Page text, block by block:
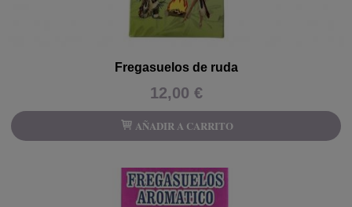
Fregasuelos de ruda
12,00 €
AÑADIR A CARRITO